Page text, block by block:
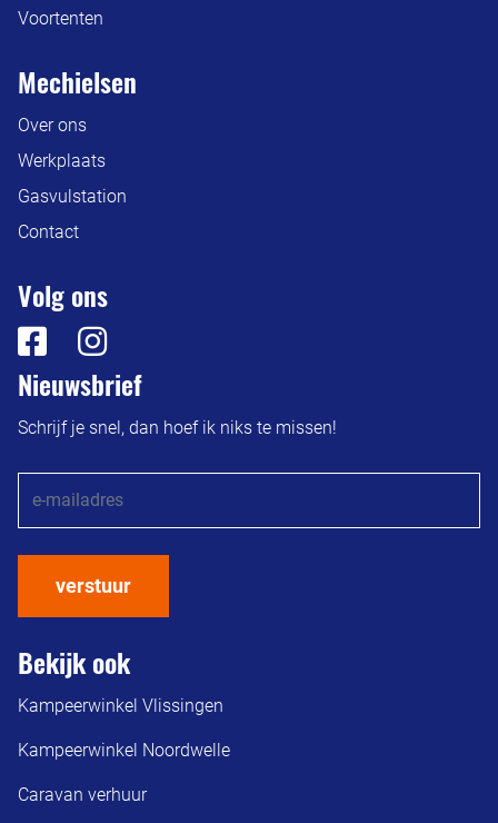
Voortenten
Mechielsen
Over ons
Werkplaats
Gasvulstation
Contact
Volg ons
Nieuwsbrief
Schrijf je snel, dan hoef ik niks te missen!
verstuur
Bekijk ook
Kampeerwinkel Vlissingen
Kampeerwinkel Noordwelle
Caravan verhuur